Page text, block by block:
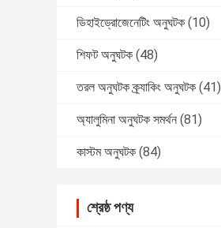
ডিহাইড্রোজেনেটিং অনুঘটক (10)
শিফট অনুঘটক (48)
তরল অনুঘটক ক্র্যাকিং অনুঘটক (41)
অ্যালুমিনা অনুঘটক সমর্থন (81)
কাস্টম অনুঘটক (84)
শ্রেষ্ঠ পণ্য